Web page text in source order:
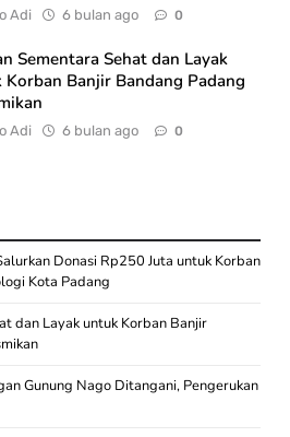
Adi 6 bulan ago 0
Sementara Sehat dan Layak
Korban Banjir Bandang Padang
Adi 6 bulan ago 0
Donasi Rp250 Juta untuk Korban
Kota Padang
dan Layak untuk Korban Banjir
Gunung Nago Ditangani, Pengerukan